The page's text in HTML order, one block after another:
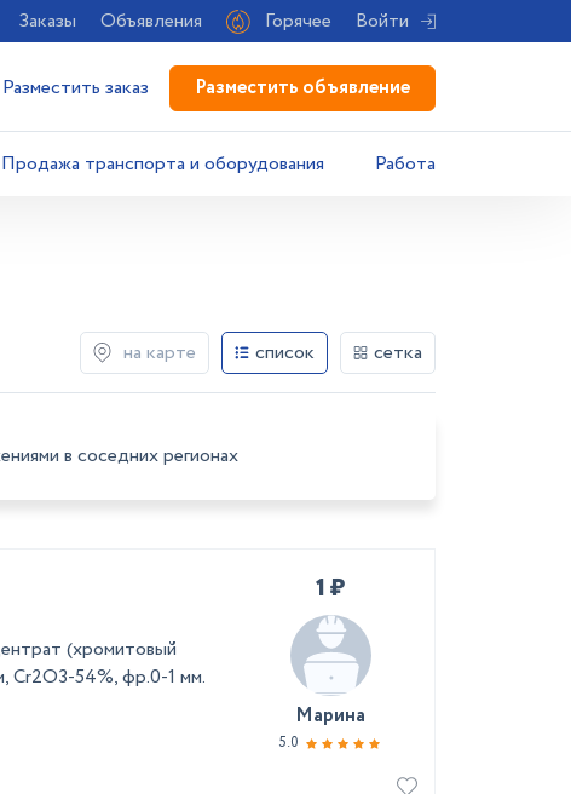
Заказы Объявления Горячее Войти
Разместить заказ Разместить объявление
Продажа транспорта и оборудования Работа
на карте список сетка
в соседних регионах
(хромитовый
Cr2O3-54%, фр.0-1 мм.
1 ₽
Марина
5.0